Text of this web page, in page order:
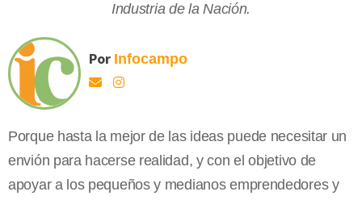
Industria de la Nación.
Por Infocampo
Porque hasta la mejor de las ideas puede necesitar un
envión para hacerse realidad, y con el objetivo de
apoyar a los pequeños y medianos emprendedores y